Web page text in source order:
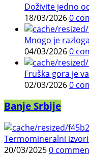
Doživite jedno
18/03/20260
Mnogo je
04/03/20260
Fruška gora je
02/03/20260
Banje Srbije
Termomineralni izvori
20/03/20250